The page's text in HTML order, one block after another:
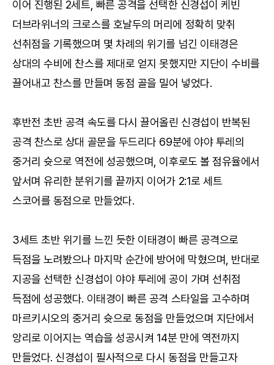
이어 진행된 2세트, 빠른 공격을 선택한 신경섭이 케빈
더브라위너의 크로스를 호날두의 머리에 정확히 맞취
선취점을 기록했으며 몇 차례의 위기를 넘긴 이태경은
상대의 수비에 찬스를 제대로 얻지 못했지만 지단이 수비를
끌어내고 찬스를 만들며 동점 골을 밀어 넣었다.
후반전 초반 공격 속도를 다시 끌어올린 신경섭이 반복된
공격 찬스로 상대 골문을 두드리다 69분에 야야 투레의
중거리 슛으로 역전에 성공했으며, 이후로도 볼 점유율에서
앞서며 유리한 분위기를 끝까지 이어가 2:1로 세트
스코어를 동점으로 만들었다.
3세트 초반 위기를 느낀 듯한 이태경이 빠른 공격으로
득점을 노려봤으나 마지막 순간에 방어에 막혔으며, 반대로
지공을 선택한 신경섭이 야야 투레에 공이 가며 선취점
득점에 성공했다. 이태경이 빠른 공격 스타일을 고수하며
마르키시오의 중거리 슛으로 동점을 만들었으며 지단에서
앙리로 이어지는 역습을 성공시켜 14분 만에 역전까지
만들었다. 신경섭이 필사적으로 다시 동점을 만들고자